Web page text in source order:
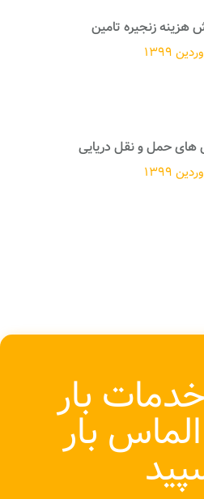
هزینه زنجیره تامین
حمل و نقل دریایی
بار
بار